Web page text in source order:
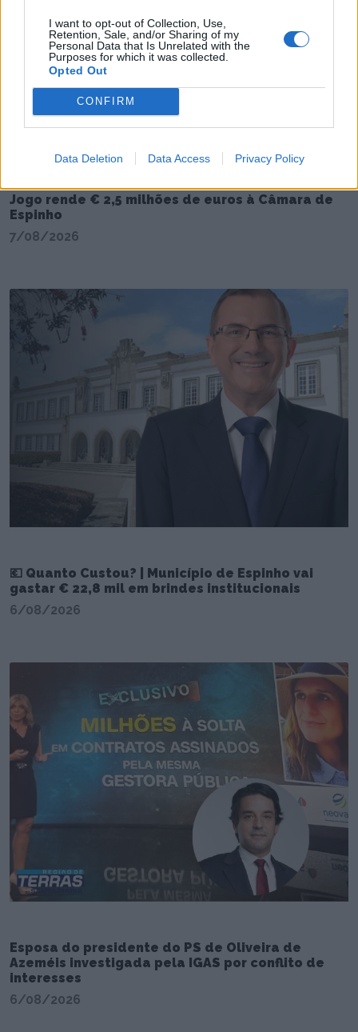
I want to opt-out of Collection, Use,
Retention, Sale, and/or Sharing of my
Personal Data that Is Unrelated with the
Purposes for which it was collected.
Opted Out
CONFIRM
Data Deletion Data Access Privacy Policy
Jogo rende € 2,5 milhões de euros à Câmara de
Espinho
7/08/2026
💶 Quanto Custou? | Município de Espinho vai
gastar € 22,8 mil em brindes institucionais
6/08/2026
Esposa do presidente do PS de Oliveira de
Azeméis investigada pela IGAS por conflito de
interesses
6/08/2026